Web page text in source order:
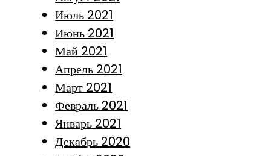
Июль 2021
Июнь 2021
Май 2021
Апрель 2021
Март 2021
Февраль 2021
Январь 2021
Декабрь 2020